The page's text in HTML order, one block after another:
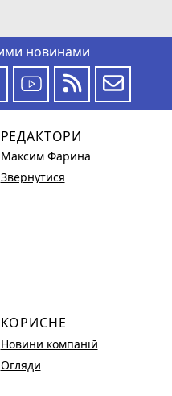
новинами
РЕДАКТОРИ
Максим Фарина
Звернутися
КОРИСНЕ
Новини компаній
Огляди